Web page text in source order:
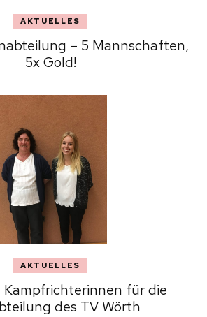
AKTUELLES
– 5 Mannschaften,
5x Gold!
AKTUELLES
Kampfrichterinnen für die
des TV Wörth